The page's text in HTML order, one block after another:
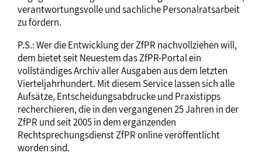
verantwortungsvolle und sachliche Personalratsarbeit
zu fördern.
P.S.: Wer die Entwicklung der ZfPR nachvollziehen will,
dem bietet seit Neuestem das ZfPR-Portal ein
vollständiges Archiv aller Ausgaben aus dem letzten
Vierteljahrhundert. Mit diesem Service lassen sich alle
Aufsätze, Entscheidungsabdrucke und Praxistipps
recherchieren, die in den vergangenen 25 Jahren in der
ZfPR und seit 2005 in dem ergänzenden
Rechtsprechungsdienst ZfPR online veröffentlicht
worden sind.